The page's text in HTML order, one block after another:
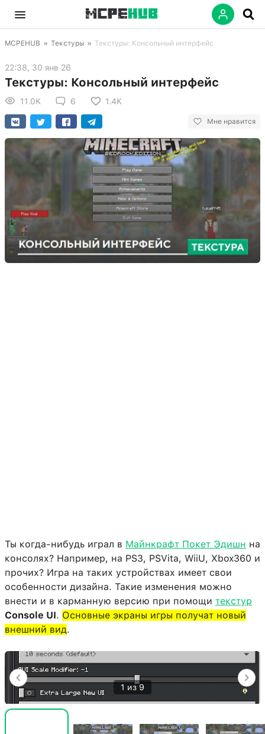
MCPEHUB » Текстуры » Текстуры: Консольный интерфейс
22:38, 30 янв 26
Текстуры: Консольный интерфейс
11.0K 6 1.4K
Мне нравится
Ты когда-нибудь играл в Майнкрафт Покет Эдишн на
консолях? Например, на PS3, PSVita, WiiU, Xbox360 и
прочих? Игра на таких устройствах имеет свои
особенности дизайна. Такие изменения можно
внести и в карманную версию при помощи текстур
Console UI. Основные экраны игры получат новый
внешний вид.
1 из 9